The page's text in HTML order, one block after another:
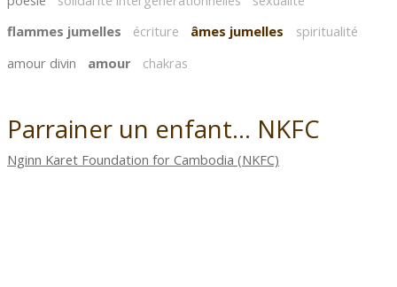
flammes jumelles
écriture âmes jumelles
spiritualité
amour divin
amour chakras
Parrainer un enfant... NKFC
Nginn Karet Foundation for Cambodia (NKFC)